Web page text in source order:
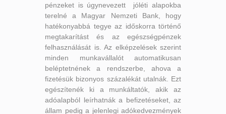
pénzeket is úgynevezett jóléti alapokba
terelné a Magyar Nemzeti Bank, hogy
hatékonyabbá tegye az időskorra történő
megtakarítást és az egészségpénzek
felhasználását is. Az elképzelések szerint
minden munkavállalót automatikusan
beléptetnének a rendszerbe, ahova a
fizetésük bizonyos százalékát utalnák. Ezt
egészítenék ki a munkáltatók, akik az
adóalapból leírhatnák a befizetéseket, az
állam pedig a jelenlegi adókedvezmények